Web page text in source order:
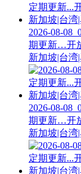
2026-08-
期更新…开
新加坡|台
2026-08-
期更新…开
新加坡|台